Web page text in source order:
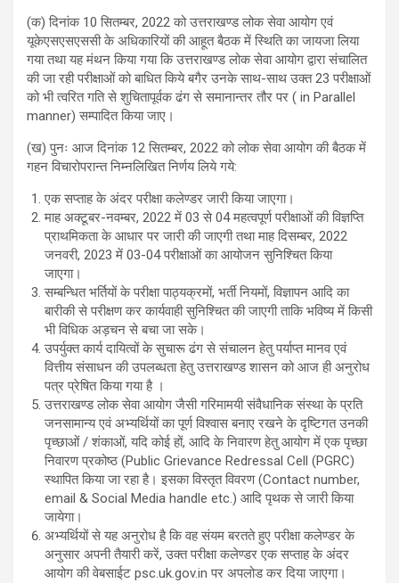
(क) दिनांक 10 सितम्बर, 2022 को उत्तराखण्ड लोक सेवा आयोग एवं
यूकेएसएसएससी के अधिकारियों की आहूत बैठक में स्थिति का जायजा लिया
गया तथा यह मंथन किया गया कि उत्तराखण्ड लोक सेवा आयोग द्वारा संचालित
की जा रही परीक्षाओं को बाधित किये बगैर उनके साथ-साथ उक्त 23 परीक्षाओं
को भी त्वरित गति से शुचितापूर्वक ढंग से समानान्तर तौर पर ( in Parallel
manner) सम्पादित किया जाए।
(ख) पुनः आज दिनांक 12 सितम्बर, 2022 को लोक सेवा आयोग की बैठक में
गहन विचारोपरान्त निम्नलिखित निर्णय लिये गये:
एक सप्ताह के अंदर परीक्षा कलेण्डर जारी किया जाएगा।
माह अक्टूबर-नवम्बर, 2022 में 03 से 04 महत्वपूर्ण परीक्षाओं की विज्ञप्ति
प्राथमिकता के आधार पर जारी की जाएगी तथा माह दिसम्बर, 2022
जनवरी, 2023 में 03-04 परीक्षाओं का आयोजन सुनिश्चित किया
जाएगा।
सम्बन्धित भर्तियों के परीक्षा पाठ्यक्रमों, भर्ती नियमों, विज्ञापन आदि का
बारीकी से परीक्षण कर कार्यवाही सुनिश्चित की जाएगी ताकि भविष्य में किसी
भी विधिक अड़चन से बचा जा सके।
उपर्युक्त कार्य दायित्वों के सुचारू ढंग से संचालन हेतु पर्याप्त मानव एवं
वित्तीय संसाधन की उपलब्धता हेतु उत्तराखण्ड शासन को आज ही अनुरोध
पत्र प्रेषित किया गया है ।
उत्तराखण्ड लोक सेवा आयोग जैसी गरिमामयी संवैधानिक संस्था के प्रति
जनसामान्य एवं अभ्यर्थियों का पूर्ण विश्वास बनाए रखने के दृष्टिगत उनकी
पृच्छाओं / शंकाओं, यदि कोई हों, आदि के निवारण हेतु आयोग में एक पृच्छा
निवारण प्रकोष्ठ (Public Grievance Redressal Cell (PGRC)
स्थापित किया जा रहा है। इसका विस्तृत विवरण (Contact number,
email & Social Media handle etc.) आदि पृथक से जारी किया
जायेगा।
अभ्यर्थियों से यह अनुरोध है कि वह संयम बरतते हुए परीक्षा कलेण्डर के
अनुसार अपनी तैयारी करें, उक्त परीक्षा कलेण्डर एक सप्ताह के अंदर
आयोग की वेबसाईट psc.uk.gov.in पर अपलोड कर दिया जाएगा।